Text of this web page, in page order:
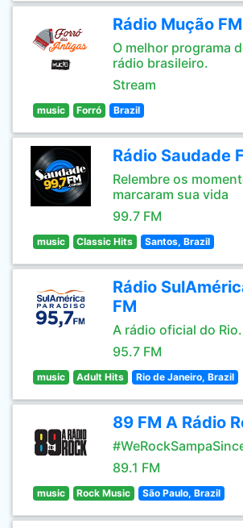
Rádio Mução FM
O melhor programa
rádio brasileiro.
Stream
music Forró Brazil
Rádio Saudade
Relembre os
marcaram sua vida
99.7 FM
music Classic Hits Santos, Brazil
Rádio
FM
A rádio oficial do Rio.
95.7 FM
music Adult Hits Rio de Janeiro, Brazil
89 FM A Rádio
89.1 FM
music Rock Music São Paulo, Brazil